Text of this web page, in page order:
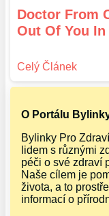
Doctor From
Out Of You
O Portálu
Bylinky Pro
lidem s různými
péči o své zdraví
Naše cílem je
života, a to
informací o